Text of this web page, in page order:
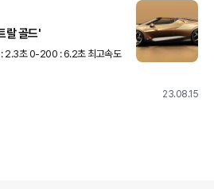
랄 골드'
초 0-200 : 6.2초 최고속도
대 한정 가격 500만달러. 프
23.08.15